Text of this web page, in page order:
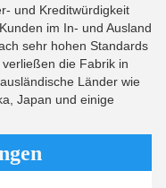
und Kreditwürdigkeit
im In- und Ausland
sehr hohen Standards
die Fabrik in
Länder wie
Japan und einige